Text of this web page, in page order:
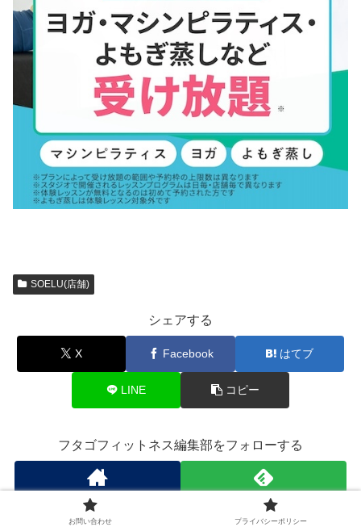
SOELU(店舗)
シェアする
X Facebook はてブ
LINE コピー
フタゴフィットネス編集部をフォローする
お問い合わせ プライバシーポリシー